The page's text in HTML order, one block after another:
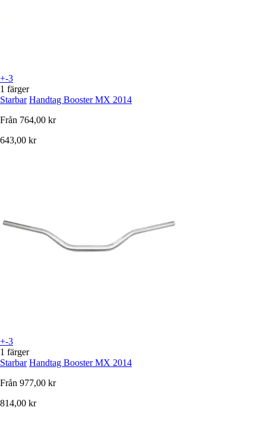
+-3
1 färger
Starbar Handtag Booster MX 2014
Från 764,00 kr
643,00 kr
+-3
1 färger
Starbar Handtag Booster MX 2014
Från 977,00 kr
814,00 kr